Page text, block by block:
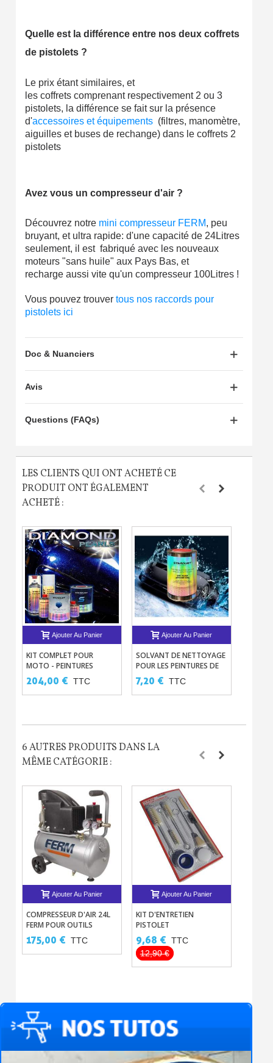
Quelle est la différence entre nos deux coffrets
de pistolets ?
Le prix étant similaires, et
les coffrets comprenant respectivement 2 ou 3
pistolets, la différence se fait sur la présence
d'accessoires et équipements (filtres, manomètre,
aiguilles et buses de rechange) dans le coffrets 2
pistolets
Avez vous un compresseur d'air ?
Découvrez notre mini compresseur FERM, peu
bruyant, et ultra rapide: d'une capacité de 24Litres
seulement, il est fabriqué avec les nouveaux
moteurs "sans huile" aux Pays Bas, et
recharge aussi vite qu'un compresseur 100Litres !
Vous pouvez trouver tous nos raccords pour
pistolets ici
Doc & Nuanciers
Avis
Questions (FAQs)
LES CLIENTS QUI ONT ACHETÉ CE
PRODUIT ONT ÉGALEMENT
ACHETÉ :
Ajouter Au Panier
KIT COMPLET POUR
MOTO - PEINTURES
NACRÉES DIAMANT
204,00 € TTC
Ajouter Au Panier
SOLVANT DE NETTOYAGE
POUR LES PEINTURES DE
CARROSSERIE
HYDRODILUABLES
7,20 € TTC
6 AUTRES PRODUITS DANS LA
MÊME CATÉGORIE :
Ajouter Au Panier
COMPRESSEUR D'AIR 24L
FERM POUR OUTILS
PNEUMATIQUES
175,00 € TTC
Ajouter Au Panier
KIT D'ENTRETIEN
PISTOLET
PROFESSIONNEL SCK-1
9,68 € TTC
12,90 €